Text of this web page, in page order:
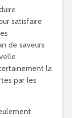
satisfaire
de saveurs
la
par les